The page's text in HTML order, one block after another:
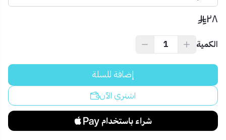
٢٨
الكمية
إضافة للسلة
اشتري الآن